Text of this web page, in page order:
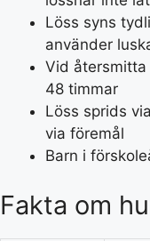
Löss syns
använder
Vid
48 timmar
Löss sprids
via föremål
Barn i
Fakta om